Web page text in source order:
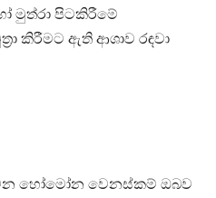
මුත්රා පිටකිරීමේ
කිරීමට ඇති ආශාව රඳවා
හෝමෝන වෙනස්කම් ඔබව